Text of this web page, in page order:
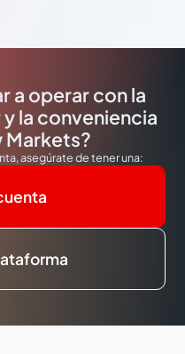
a operar con la
la conveniencia
Markets?
asegúrate de tener una: